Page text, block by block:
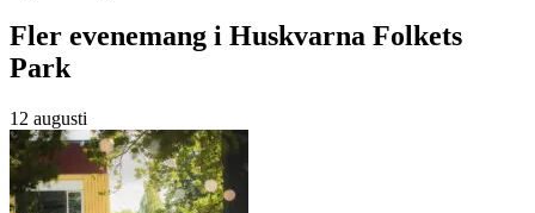
Fler evenemang i Huskvarna Folkets
Park
12 augusti